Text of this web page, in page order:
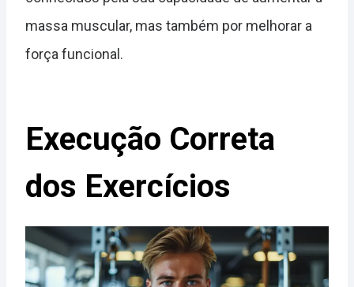
massa muscular, mas também por melhorar a
força funcional.
Execução Correta
dos Exercícios